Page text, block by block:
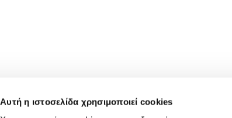
Αυτή η ιστοσελίδα χρησιμοποιεί cookies